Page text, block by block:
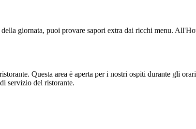
giornata, puoi provare sapori extra dai ricchi menu.
Questa area è aperta per i nostri ospiti durante gli
servizio del ristorante.